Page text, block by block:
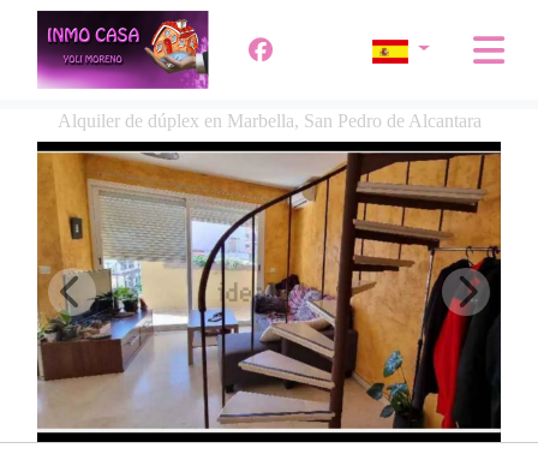
Alquiler de dúplex en Marbella, San Pedro de Alcantara